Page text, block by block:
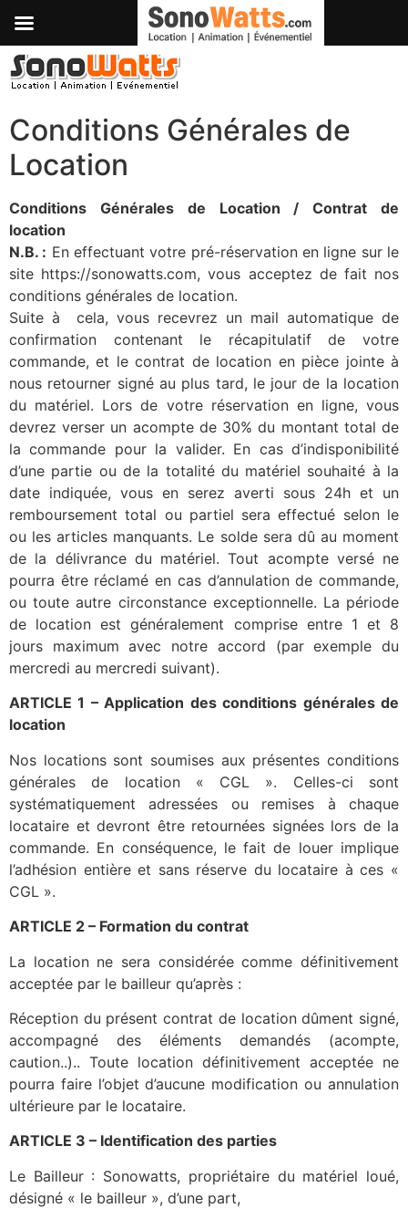
Passer
au
Conditions Générales de
Location
Conditions Générales de Location / Contrat de
location
N.B. : En effectuant votre pré-réservation en ligne sur le
site https://sonowatts.com, vous acceptez de fait nos
conditions générales de location.
Suite à cela, vous recevrez un mail automatique de
confirmation contenant le récapitulatif de votre
commande, et le contrat de location en pièce jointe à
nous retourner signé au plus tard, le jour de la location
du matériel. Lors de votre réservation en ligne, vous
devrez verser un acompte de 30% du montant total de
la commande pour la valider. En cas d’indisponibilité
d’une partie ou de la totalité du matériel souhaité à la
date indiquée, vous en serez averti sous 24h et un
remboursement total ou partiel sera effectué selon le
ou les articles manquants. Le solde sera dû au moment
de la délivrance du matériel. Tout acompte versé ne
pourra être réclamé en cas d’annulation de commande,
ou toute autre circonstance exceptionnelle. La période
de location est généralement comprise entre 1 et 8
jours maximum avec notre accord (par exemple du
mercredi au mercredi suivant).
ARTICLE 1 – Application des conditions générales de
location
Nos locations sont soumises aux présentes conditions
générales de location « CGL ». Celles-ci sont
systématiquement adressées ou remises à chaque
locataire et devront être retournées signées lors de la
commande. En conséquence, le fait de louer implique
l’adhésion entière et sans réserve du locataire à ces «
CGL ».
ARTICLE 2 – Formation du contrat
La location ne sera considérée comme définitivement
acceptée par le bailleur qu’après :
Réception du présent contrat de location dûment signé,
accompagné des éléments demandés (acompte,
caution..).. Toute location définitivement acceptée ne
pourra faire l’objet d’aucune modification ou annulation
ultérieure par le locataire.
ARTICLE 3 – Identification des parties
Le Bailleur : Sonowatts, propriétaire du matériel loué,
désigné « le bailleur », d’une part,